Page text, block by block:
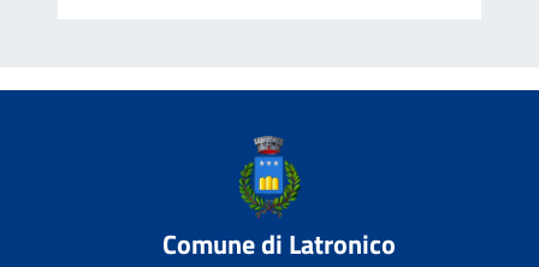
Comune di Latronico